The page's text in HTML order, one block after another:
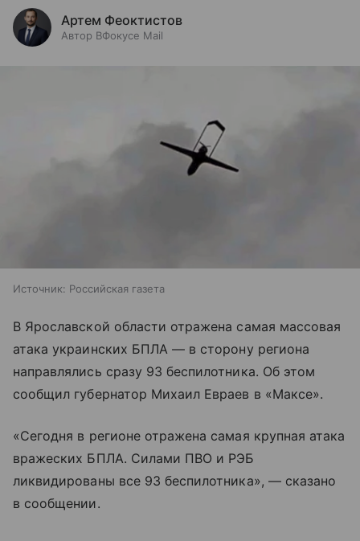
Артем Феоктистов
Автор ВФокусе Mail
Источник: Российская газета
В Ярославской области отражена самая массовая
атака украинских БПЛА — в сторону региона
направлялись сразу 93 беспилотника. Об этом
сообщил губернатор Михаил Евраев в «Максе».
«Сегодня в регионе отражена самая крупная атака
вражеских БПЛА. Силами ПВО и РЭБ
ликвидированы все 93 беспилотника», — сказано
в сообщении.